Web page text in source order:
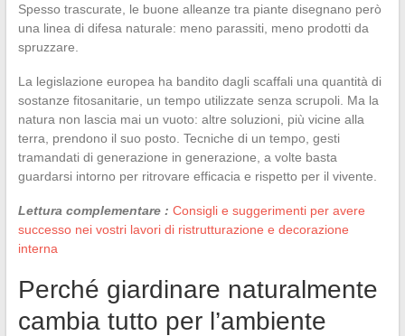
Spesso trascurate, le buone alleanze tra piante disegnano però
una linea di difesa naturale: meno parassiti, meno prodotti da
spruzzare.
La legislazione europea ha bandito dagli scaffali una quantità di
sostanze fitosanitarie, un tempo utilizzate senza scrupoli. Ma la
natura non lascia mai un vuoto: altre soluzioni, più vicine alla
terra, prendono il suo posto. Tecniche di un tempo, gesti
tramandati di generazione in generazione, a volte basta
guardarsi intorno per ritrovare efficacia e rispetto per il vivente.
Lettura complementare : Consigli e suggerimenti per avere
successo nei vostri lavori di ristrutturazione e decorazione
interna
Perché giardinare naturalmente
cambia tutto per l’ambiente